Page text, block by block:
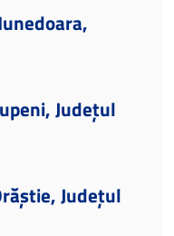
Județul
Județul